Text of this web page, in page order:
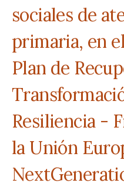
sociales de
primaria, en
Plan de
Resiliencia -
la Unión